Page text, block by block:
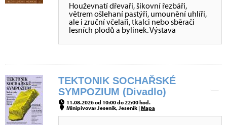
Houževnatí dřevaři, šikovní řezbáři,
větrem ošlehaní pastýři, umounění uhlíři,
ale i zruční včelaři, tkalci nebo sběrači
lesních plodů a bylinek. Výstava
TEKTONIK SOCHAŘSKÉ
SYMPOZIUM (Divadlo)
11.08.2026 od 10:00 do 22:00 hod.
Minipivovar Jeseník, Jeseník |Mapa